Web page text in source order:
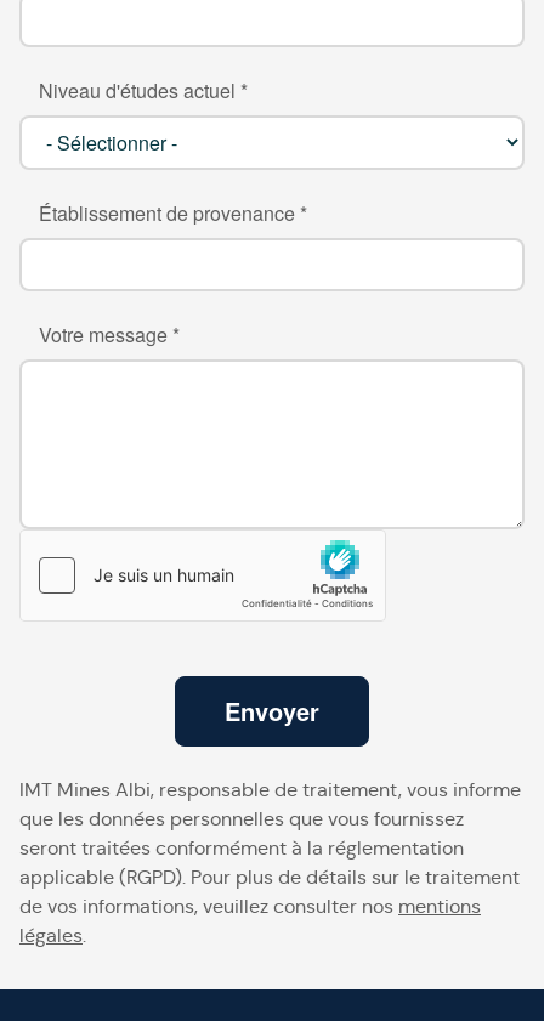
Niveau d'études actuel *
Établissement de provenance *
Votre message *
Envoyer
IMT Mines Albi, responsable de traitement, vous informe
que les données personnelles que vous fournissez
seront traitées conformément à la réglementation
applicable (RGPD). Pour plus de détails sur le traitement
de vos informations, veuillez consulter nos mentions
légales.